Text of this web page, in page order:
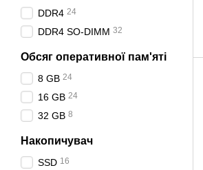
DDR4 24
DDR4 SO-DIMM 32
Обсяг оперативної пам'яті
8 GB 24
16 GB 24
32 GB 8
Накопичувач
SSD 16